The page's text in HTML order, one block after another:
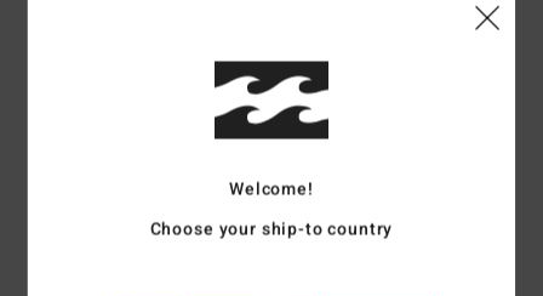
Mostrar original - Francês
5
Welcome!
Choose your ship-to country